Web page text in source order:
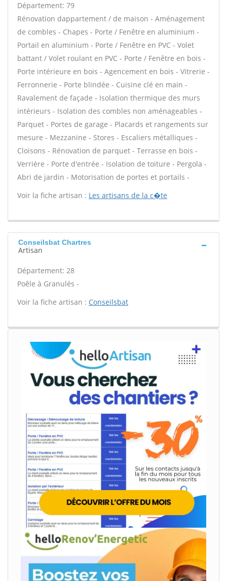
Département: 79
Rénovation dappartement / de maison - Aménagement
de combles - Chapes - Porte / Fenêtre en aluminium -
Portail en aluminium - Porte / Fenêtre en PVC - Volet
battant / Volet roulant en PVC - Porte / Fenêtre en bois -
Porte intérieure en bois - Agencement en bois - Vitrerie -
Ferronnerie - Porte blindée - Cuisine clé en main -
Ravalement de façade - Isolation thermique des murs
intérieurs - Isolation des combles non aménageables -
Parquet - Portes de garage - Placards et rangements sur
mesure - Mezzanine - Stores - Escaliers métalliques -
Cloisons - Rénovation de parquet - Terrasse en bois -
Verrière - Porte d'entrée - Isolation de toiture - Pergola -
Abri de jardin - Motorisation de portes et portails -
Voir la fiche artisan : Les artisans de la c�te
Conseilsbat Chartres
Artisan
Département: 28
Poêle à Granulés -
Voir la fiche artisan : Conseilsbat